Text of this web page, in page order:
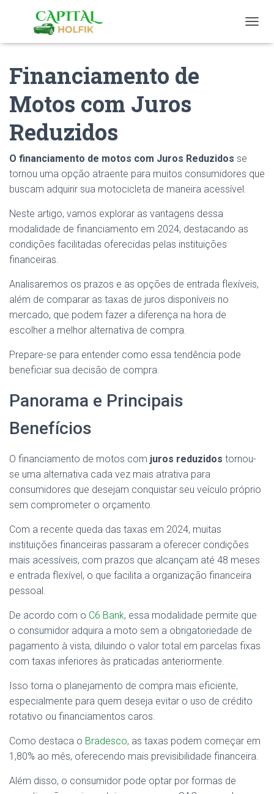
O
T
Financiamento de
Motos com Juros
Reduzidos
O financiamento de motos com Juros Reduzidos se
tornou uma opção atraente para muitos consumidores que
buscam adquirir sua motocicleta de maneira acessível.
Neste artigo, vamos explorar as vantagens dessa
modalidade de financiamento em 2024, destacando as
condições facilitadas oferecidas pelas instituições
financeiras.
Analisaremos os prazos e as opções de entrada flexíveis,
além de comparar as taxas de juros disponíveis no
mercado, que podem fazer a diferença na hora de
escolher a melhor alternativa de compra.
Prepare-se para entender como essa tendência pode
beneficiar sua decisão de compra.
Panorama e Principais
Benefícios
O financiamento de motos com juros reduzidos tornou-
se uma alternativa cada vez mais atrativa para
consumidores que desejam conquistar seu veículo próprio
sem comprometer o orçamento.
Com a recente queda das taxas em 2024, muitas
instituições financeiras passaram a oferecer condições
mais acessíveis, com prazos que alcançam até 48 meses
e entrada flexível, o que facilita a organização financeira
pessoal.
De acordo com o C6 Bank, essa modalidade permite que
o consumidor adquira a moto sem a obrigatoriedade de
pagamento à vista, diluindo o valor total em parcelas fixas
com taxas inferiores às praticadas anteriormente.
Isso torna o planejamento de compra mais eficiente,
especialmente para quem deseja evitar o uso de crédito
rotativo ou financiamentos caros.
Como destaca o Bradesco, as taxas podem começar em
1,80% ao mês, oferecendo mais previsibilidade financeira.
Além disso, o consumidor pode optar por formas de